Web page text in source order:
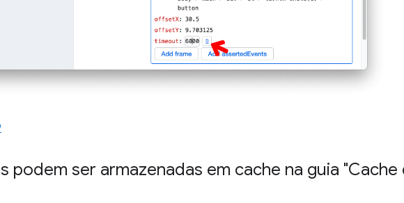
podem ser armazenadas em cache na guia "Cache